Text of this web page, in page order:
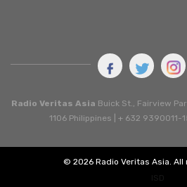
Radio Veritas Asia Buick St., Fairview
1106 Philippines | + 632 9390011-
© 2026 Radio Veritas Asia.